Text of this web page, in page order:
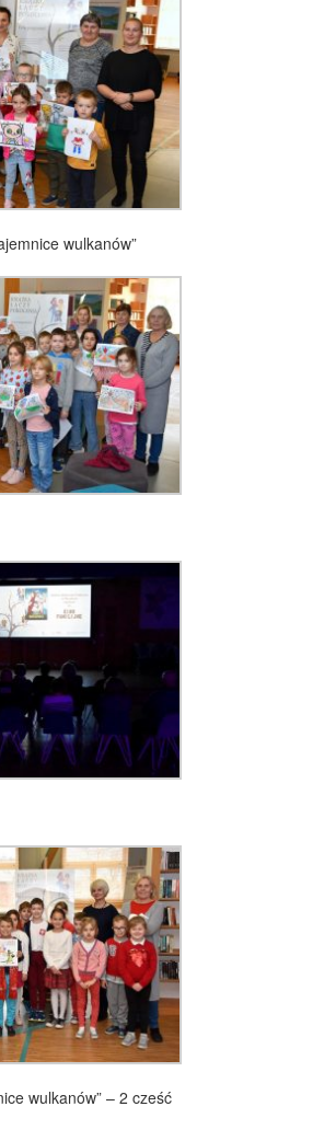
wulkanów”
wulkanów” – 2 cześć